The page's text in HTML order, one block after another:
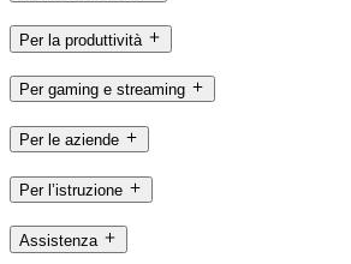
Per la produttività
Per gaming e streaming
Per le aziende
Per l’istruzione
Assistenza